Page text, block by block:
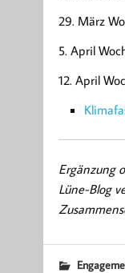
29. März
5. April
12. April
Ergänzung
Lüne-Blog